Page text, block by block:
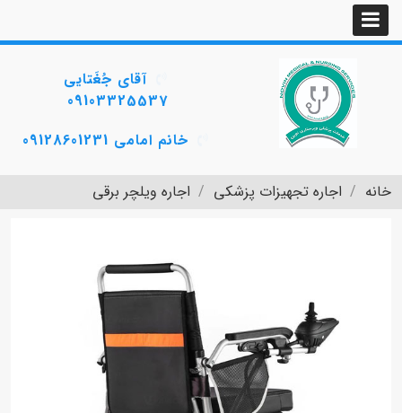
آقای جُغَتایی
09103325537
خانم امامی 09128601231
خانه اجاره تجهیزات پزشکی اجاره ویلچر برقی